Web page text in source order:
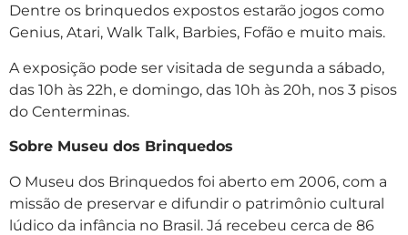
Dentre os brinquedos expostos estarão jogos como
Genius, Atari, Walk Talk, Barbies, Fofão e muito mais.
A exposição pode ser visitada de segunda a sábado,
das 10h às 22h, e domingo, das 10h às 20h, nos 3 pisos
do Centerminas.
Sobre Museu dos Brinquedos
O Museu dos Brinquedos foi aberto em 2006, com a
missão de preservar e difundir o patrimônio cultural
lúdico da infância no Brasil. Já recebeu cerca de 86